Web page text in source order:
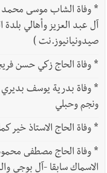
*
آل عبد العزيز وأهالي
صيدونيانيوز.نت )
*وفاة الحاج زكي حسن فريجة -
*
ونجم وحبلي
*وفاة الحاج الاستاذ خير كمال
*
الاسماك سابقا -آل بوجي